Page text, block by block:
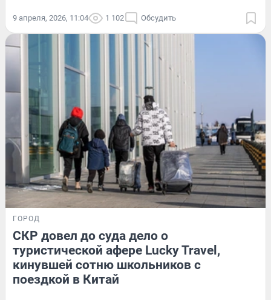
9 апреля, 2026, 11:04 1 102 Обсудить
ГОРОД
СКР довел до суда дело о
туристической афере Lucky Travel,
кинувшей сотню школьников с
поездкой в Китай